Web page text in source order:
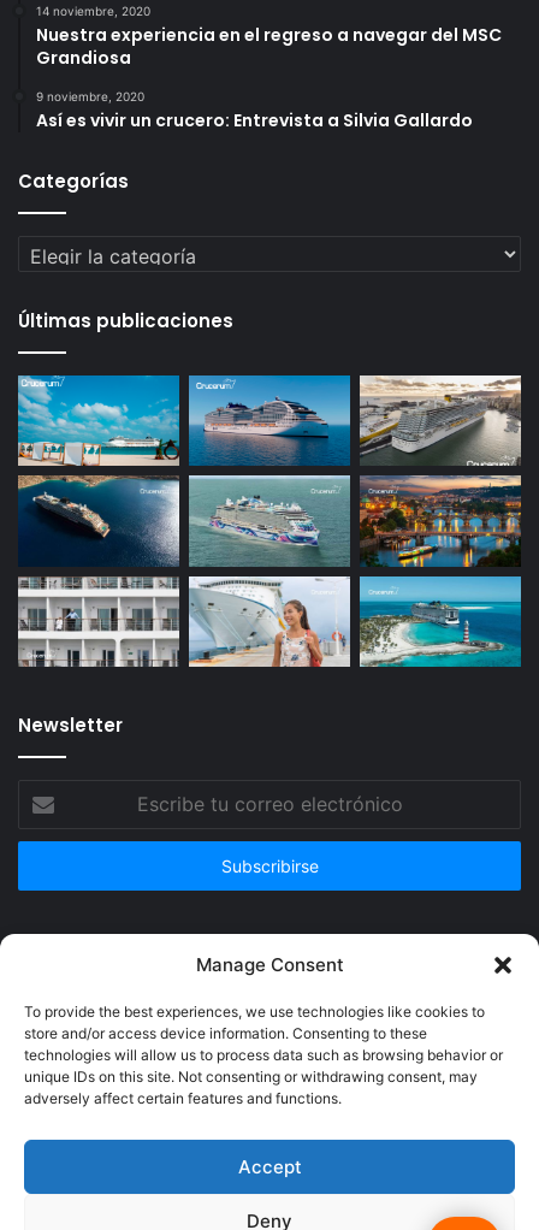
Manage Consent
To provide the best experiences, we use technologies like cookies to
store and/or access device information. Consenting to these
technologies will allow us to process data such as browsing behavior or
unique IDs on this site. Not consenting or withdrawing consent, may
adversely affect certain features and functions.
Accept
Deny
14 noviembre, 2020
Nuestra experiencia en el regreso a navegar del MSC
Grandiosa
9 noviembre, 2020
Así es vivir un crucero: Entrevista a Silvia Gallardo
Categorías
Categorías
Últimas publicaciones
Newsletter
correo
© Copyright 2026, Todos los derechos reservados @Crucerum |